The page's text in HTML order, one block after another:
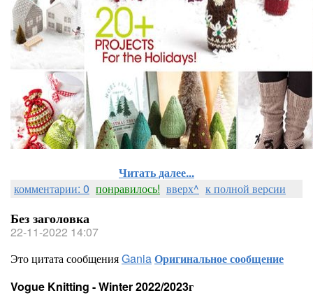
Читать далее...
комментарии: 0 понравилось! вверх^ к полной версии
Без заголовка
22-11-2022 14:07
Это цитата сообщенияGaniaОригинальное сообщение
Vogue Knitting - Winter 2022/2023г